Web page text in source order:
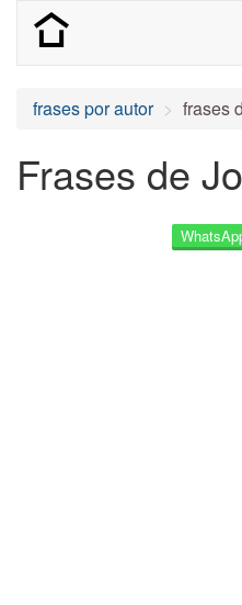
frases por autor frases
Frases de